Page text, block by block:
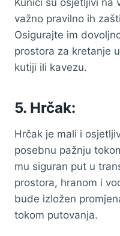
važno pravilno ih
Osigurajte im
prostora za kretanje
kutiji ili kavezu.
5. Hrčak:
Hrčak je mali i
posebnu pažnju
mu siguran put u
prostora, hranom i
bude izložen
tokom putovanja.